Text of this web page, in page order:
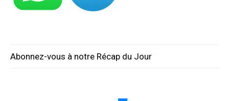
Abonnez-vous à notre Récap du Jour